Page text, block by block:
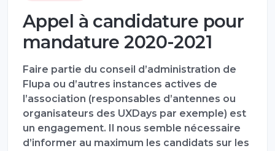
Appel à candidature pour
mandature 2020-2021
Faire partie du conseil d’administration de
Flupa ou d’autres instances actives de
l’association (responsables d’antennes ou
organisateurs des UXDays par exemple) est
un engagement. Il nous semble nécessaire
d’informer au maximum les candidats sur les